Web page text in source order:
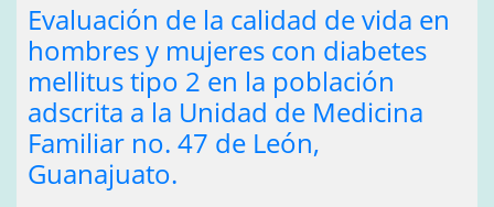
Evaluación de la calidad de vida en
hombres y mujeres con diabetes
mellitus tipo 2 en la población
adscrita a la Unidad de Medicina
Familiar no. 47 de León,
Guanajuato.